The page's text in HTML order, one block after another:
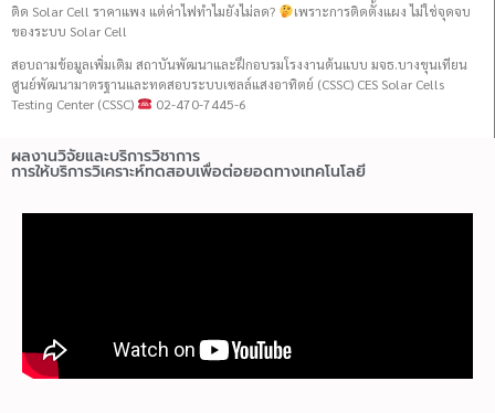
ติด Solar Cell ราคาแพง แต่ค่าไฟทำไมยังไม่ลด?
เพราะการติดตั้งแผง ไม่ใช่จุดจบ
ของระบบ Solar Cell
สอบถามข้อมูลเพิ่มเติม สถาบันพัฒนาและฝึกอบรมโรงงานต้นแบบ มจธ.บางขุนเทียน
ศูนย์พัฒนามาตรฐานและทดสอบระบบเซลล์แสงอาทิตย์ (CSSC) CES Solar Cells
Testing Center (CSSC)
02-470-7445-6
ผลงานวิจัยและบริการวิชาการ
การให้บริการวิเคราะห์ทดสอบเพื่อต่อยอดทางเทคโนโลยี